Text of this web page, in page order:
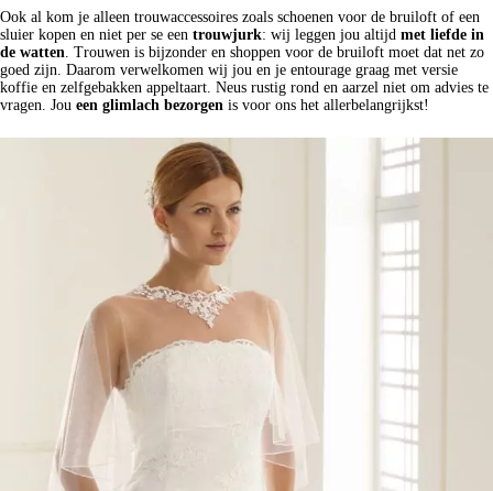
Ook al kom je alleen trouwaccessoires zoals schoenen voor de bruiloft of een
sluier kopen en niet per se een trouwjurk: wij leggen jou altijd met liefde in
de watten . Trouwen is bijzonder en shoppen voor de bruiloft moet dat net zo
goed zijn. Daarom verwelkomen wij jou en je entourage graag met versie
koffie en zelfgebakken appeltaart. Neus rustig rond en aarzel niet om advies te
vragen. Jou een glimlach bezorgen is voor ons het allerbelangrijkst!